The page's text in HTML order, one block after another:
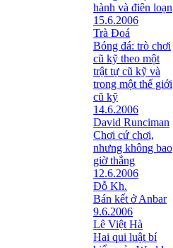
hành và điên loạn
15.6.2006
Trà Đoá
Bóng đá: trò chơi
cũ kỹ theo một
trật tự cũ kỹ và
trong một thế giới
cũ kỹ
14.6.2006
David Runciman
Chơi cứ chơi,
nhưng không bao
giờ thắng
12.6.2006
Đỗ Kh.
Bán kết ở Anbar
9.6.2006
Lê Việt Hà
Hai qui luật bí